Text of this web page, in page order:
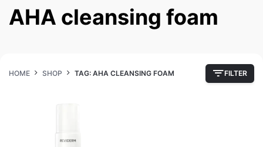
AHA cleansing foam
HOME SHOP TAG: AHA CLEANSING FOAM FILTER